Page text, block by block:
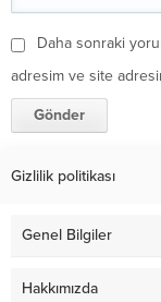
Daha sonraki
adresim ve site
Gizlilik politikası
Genel Bilgiler
Hakkımızda